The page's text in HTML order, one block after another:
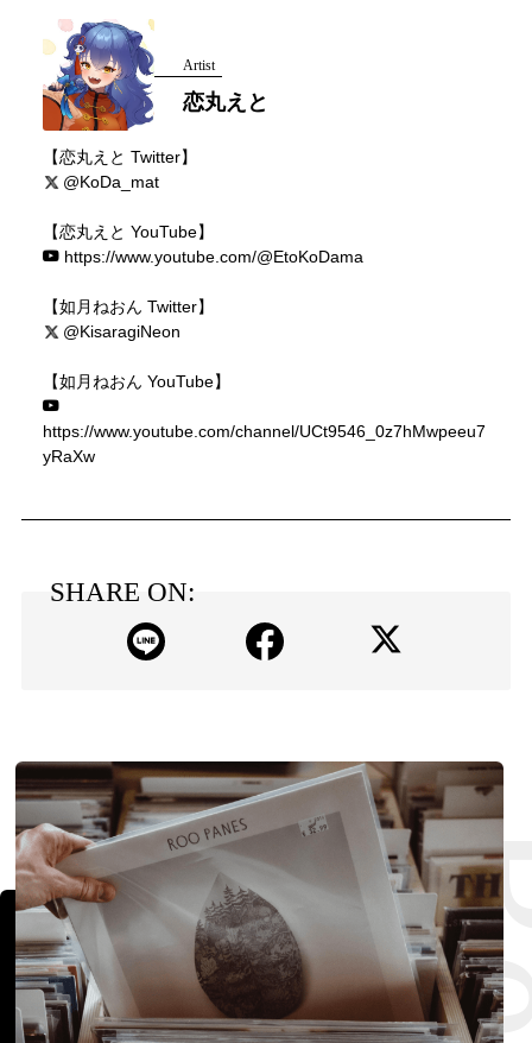
Artist
恋丸えと
【恋丸えと Twitter】
@KoDa_mat
【恋丸えと YouTube】
https://www.youtube.com/@EtoKoDama
【如月ねおん Twitter】
@KisaragiNeon
【如月ねおん YouTube】
https://www.youtube.com/channel/UCt9546_0z7hMwpeeu7
yRaXw
SHARE ON: